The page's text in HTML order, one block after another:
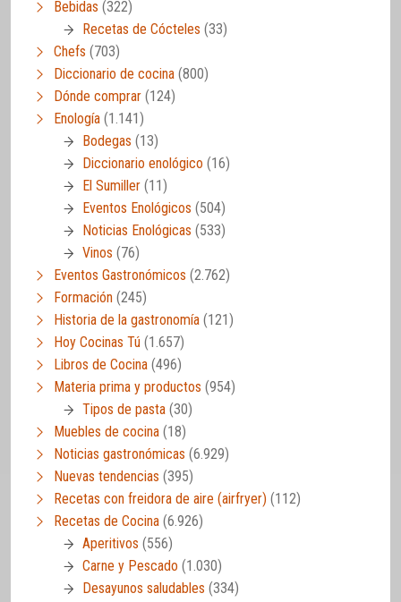
Bebidas (322)
Recetas de Cócteles (33)
Chefs (703)
Diccionario de cocina (800)
Dónde comprar (124)
Enología (1.141)
Bodegas (13)
Diccionario enológico (16)
El Sumiller (11)
Eventos Enológicos (504)
Noticias Enológicas (533)
Vinos (76)
Eventos Gastronómicos (2.762)
Formación (245)
Historia de la gastronomía (121)
Hoy Cocinas Tú (1.657)
Libros de Cocina (496)
Materia prima y productos (954)
Tipos de pasta (30)
Muebles de cocina (18)
Noticias gastronómicas (6.929)
Nuevas tendencias (395)
Recetas con freidora de aire (airfryer) (112)
Recetas de Cocina (6.926)
Aperitivos (556)
Carne y Pescado (1.030)
Desayunos saludables (334)